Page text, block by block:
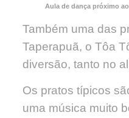
Aula de dança próximo
Também uma das
Taperapuã, o Tôa
diversão, tanto no
Os pratos típicos
uma música muito